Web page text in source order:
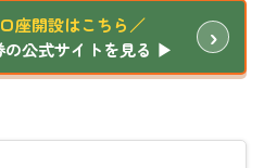
座開設はこちら／
の公式サイトを見る ▶